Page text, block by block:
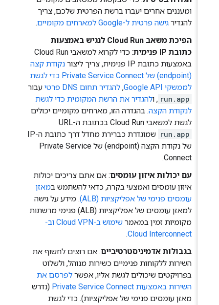
ומעננים אחרים יעברו ברשת הפרטית שלכם, צריך
להגדירגישה פרטית ל-Google למארחים מקומיים
.
הפיכת משאב Cloud Run לנגיש באמצעות
כתובת IP פנימית
: כדי לקרוא למשאבי Cloud Run
באמצעות כתובת IP פנימית, צריך ליצור
נקודת קצה
(endpoint) של Private Service Connect כדי לגשת
לממשקי Google API
,להגדיר תחום DNS פרטי
עבור
run.app , ולהגדיר את הרשת המקומית כדי לגשת
לנקודת הקצה. בהגדרה הזו, מארחים מקומיים יכולים
לגשת למשאבי Cloud Run בכתובת ה-URL
run.app
שמוגדרת כברירת מחדל דרך כתובת ה-IP
של נקודת הקצה (endpoint) של Private Service
Connect.
עם יכולות איזון עומסים: אם אתם צריכים יכולות
איזון עומסים ואמצעי בקרה, כדאי להשתמש במאזן
עומסים פנימי של אפליקציות (ALB)
. מידע על גישה
למאזן עומסים של אפליקציות (ALB) פנימי מרשתות
מקומיות זמין במאמר
שימוש ב-Cloud VPN וב-
Cloud Interconnect
.
בגבולות אדמיניסטרטיביים: אם רוצים לחשוף את
השירות ללקוחות פנימיים כשירות מנוהל, ולשלוט
בפרויקטים שיכולים לגשת אליו, אפשרלפרסם את
השירות באמצעות Private Service Connect
(נדרש
מאזן עומסים פנימי של אפליקציות). כדי לגשת